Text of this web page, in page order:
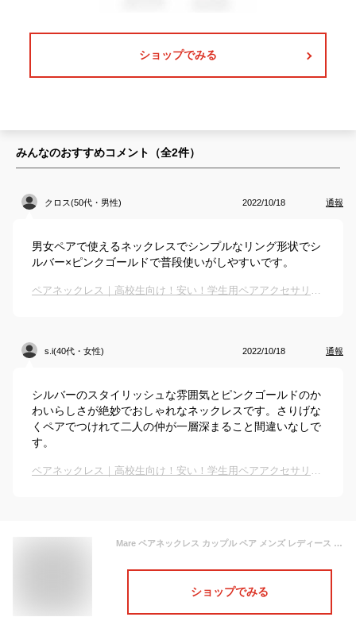
ショップでみる
みんなのおすすめコメント（全2件）
クロス(50代・男性) 2022/10/18 通報
男女ペアで使えるネックレスでシンプルなリング形状でシ
ルバー×ピンクゴールドで普段使いがしやすいです。
ペアネックレス｜高校生向け！安い！学生用ペアアクセサリーのおすすめは？
s.i(40代・女性) 2022/10/18 通報
シルバーのスタイリッシュな雰囲気とピンクゴールドのか
わいらしさが絶妙でおしゃれなネックレスです。さりげな
くペアでつけれて二人の仲が一層深まること間違いなしで
す。
ペアネックレス｜高校生向け！安い！学生用ペアアクセサリーのおすすめは？
Mare ペアネックレス カップル ペア メンズ レディース ペンダント リング 恋人 プレゼント ギフト おそろい 記念 ２個セット ギフトBOX付き （シルバー×ピングゴールド）
ショップでみる